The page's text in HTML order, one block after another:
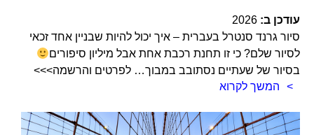
עודכן ב: 2026
סיור גרנד סנטרל בעברית – איך יכול להיות שבניין אחד זכאי
לסיור שלם? כי זו תחנת רכבת אחת אבל מיליון סיפורים
בסיור של שעתיים נסתובב במבוך… לפרטים והרשמה>>>
המשך לקרוא